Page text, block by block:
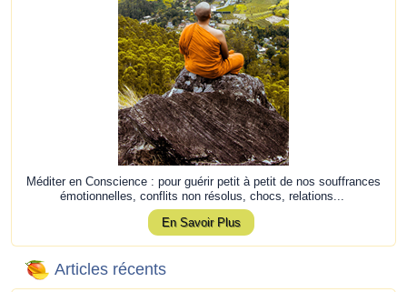
Méditer en Conscience : pour guérir petit à petit de nos souffrances
émotionnelles, conflits non résolus, chocs, relations...
En Savoir Plus
Articles récents